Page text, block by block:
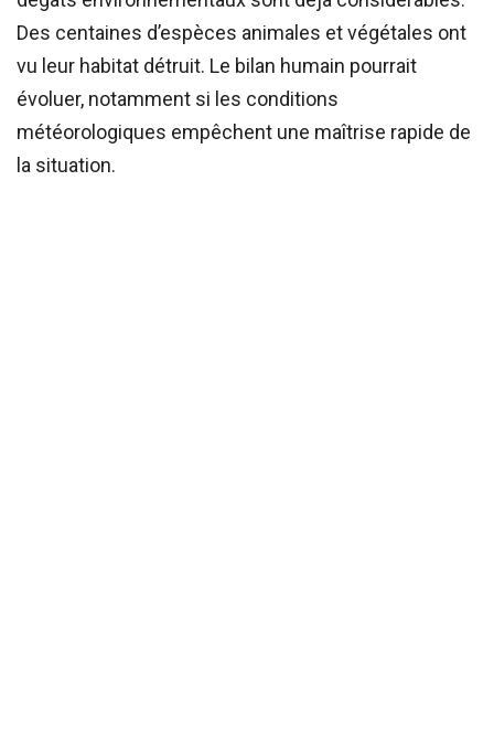
Des centaines d’espèces animales et végétales ont
vu leur habitat détruit. Le bilan humain pourrait
évoluer, notamment si les conditions
météorologiques empêchent une maîtrise rapide de
la situation.